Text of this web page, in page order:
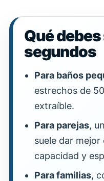
Qué
segundos
Para baños
estrechos de
extraíble.
Para parejas,
suele dar
capacidad y
Para familias,